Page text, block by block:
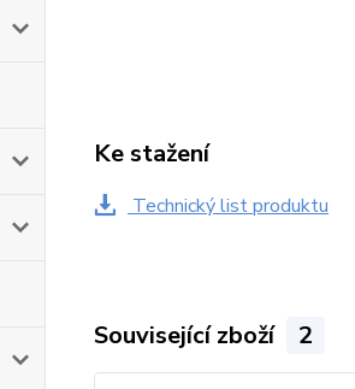
Ke stažení
Technický list produktu
Související zboží 2